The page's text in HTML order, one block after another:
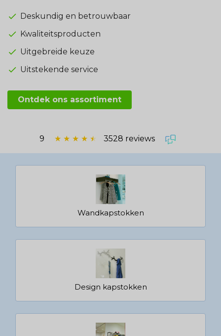
Deskundig en betrouwbaar
Kwaliteitsproducten
Uitgebreide keuze
Uitstekende service
Ontdek ons assortiment
9 ★ ★ ★ ★ ★ 3528 reviews
Wandkapstokken
Design kapstokken